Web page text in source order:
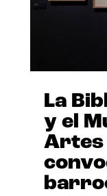
La
y el
Artes